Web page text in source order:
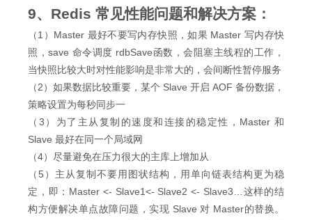
9、Redis 常见性能问题和解决方案：
（1）Master 最好不要写内存快照，如果 Master 写内存快
照，save 命令调度 rdbSave函数，会阻塞主线程的工作，
当快照比较大时对性能影响是非常大的，会间断性暂停服务
（2）如果数据比较重要，某个 Slave 开启 AOF 备份数据，
策略设置为每秒同步一
（3）为了主从复制的速度和连接的稳定性，Master 和
Slave 最好在同一个局域网
（4）尽量避免在压力很大的主库上增加从
（5）主从复制不要用图状结构，用单向链表结构更为稳
定，即：Master <- Slave1<- Slave2 <- Slave3…这样的结
构方便解决单点故障问题，实现 Slave 对 Master的替换。